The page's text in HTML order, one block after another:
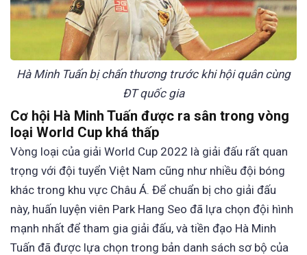
Hà Minh Tuấn bị chấn thương trước khi hội quân cùng
ĐT quốc gia
Cơ hội Hà Minh Tuấn được ra sân trong vòng
loại World Cup khá thấp
Vòng loại của giải World Cup 2022 là giải đấu rất quan
trọng với đội tuyển Việt Nam cũng như nhiều đội bóng
khác trong khu vực Châu Á. Để chuẩn bị cho giải đấu
này, huấn luyện viên Park Hang Seo đã lựa chọn đội hình
mạnh nhất để tham gia giải đấu, và tiền đạo Hà Minh
Tuấn đã được lựa chọn trong bản danh sách sơ bộ của